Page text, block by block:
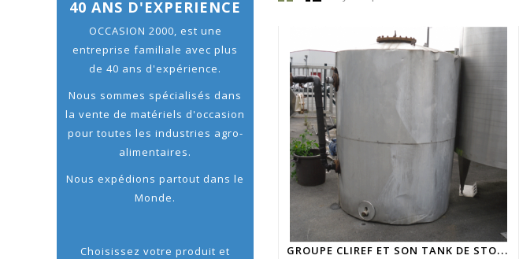
40 ANS D'EXPERIENCE
OCCASION 2000, est une
entreprise familiale avec plus
de 40 ans d'expérience.
Nous sommes spécialisés dans
la vente de matériels d'occasion
pour toutes les industries agro-
alimentaires.
Nous expédions partout dans le
Monde.
Choisissez votre produit et
G
ROUPE CLIREF ET SON TANK DE STOCKAGE